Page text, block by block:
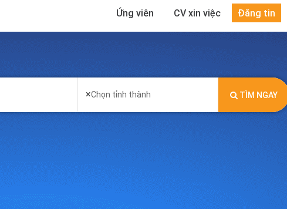
Ứng viên CV xin việc Đăng tin
×Chọn tỉnh thành TÌM NGAY